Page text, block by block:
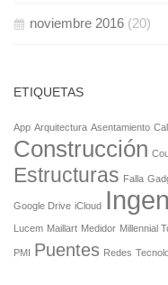
noviembre 2016 (20)
ETIQUETAS
App Arquitectura Asentamiento
Construcción
Estructuras Falla
Google Drive iCloud
Lucem Maillart Medidor Millennial
PMI Puentes Redes